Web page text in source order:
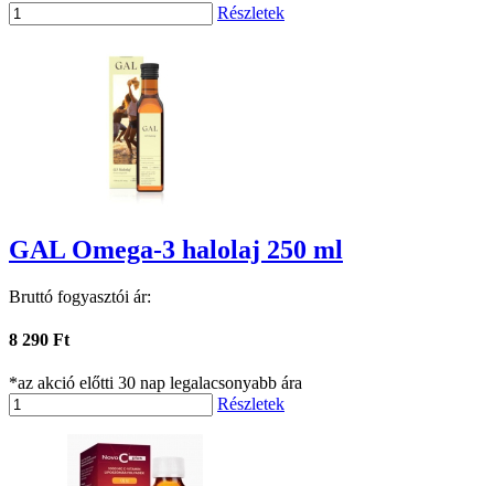
Részletek
GAL Omega-3 halolaj 250 ml
Bruttó fogyasztói ár:
8 290 Ft
*az akció előtti 30 nap legalacsonyabb ára
Részletek